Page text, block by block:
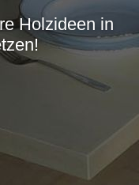
Holzideen in